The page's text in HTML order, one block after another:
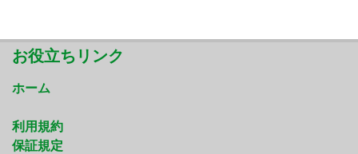
お役立ちリンク
ホーム
利用規約
保証規定